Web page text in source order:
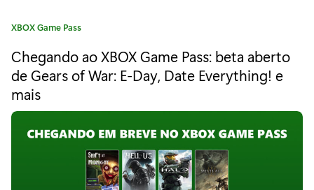
a
s
s
:
S
C
t
e
o
r
XBOX Game Pass
Chegando ao XBOX Game Pass: beta aberto
de Gears of War: E-Day, Date Everything! e
mais